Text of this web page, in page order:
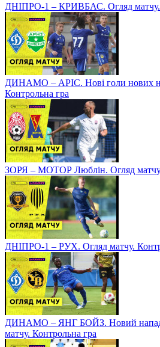
ДНІПРО-1 – КРИВБАС. Огляд матчу.
ДИНАМО – АРІС. Нові голи нових
Контрольна гра
ЗОРЯ – МОТОР Люблін. Огляд матчу.
ДНІПРО-1 – РУХ. Огляд матчу.
ДИНАМО – ЯНГ БОЙЗ. Новий
матчу. Контрольна гра